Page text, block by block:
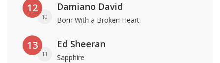
12
10
Damiano David
Born With a Broken Heart
13
11
Ed Sheeran
Sapphire